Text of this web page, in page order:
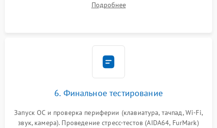
шлейфов, модулей памяти и накопителей. Предварительная
Подробнее
6. Финальное тестирование
Запуск ОС и проверка периферии (клавиатура, тачпад, Wi-Fi,
звук, камера). Проведение стресс-тестов (AIDA64, FurMark)